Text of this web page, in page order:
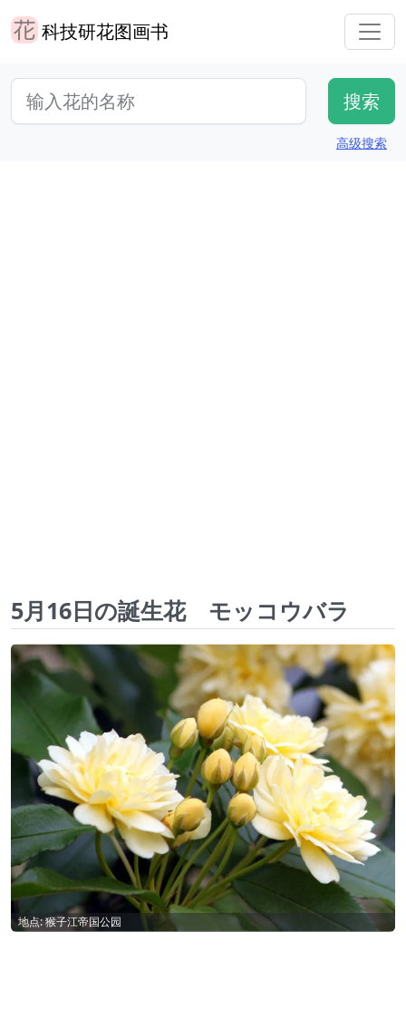
科技研花图画书
高级搜索
5月16日の誕生花 モッコウバラ
地点: 猴子江帝国公园